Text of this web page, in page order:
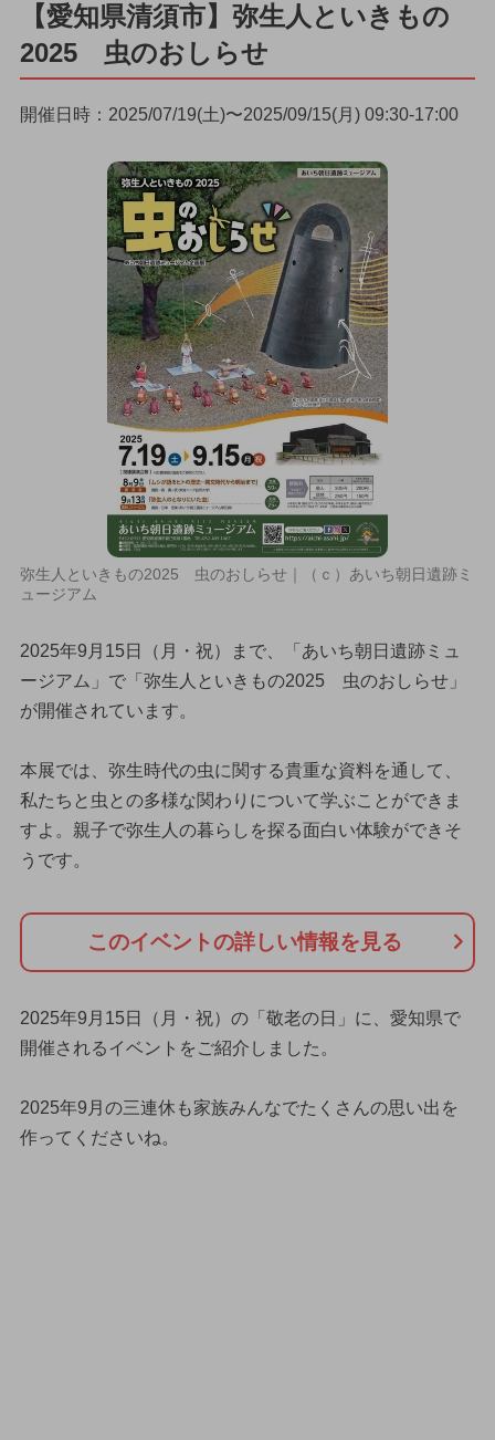
【愛知県清須市】弥生人といきもの
2025 虫のおしらせ
開催日時：2025/07/19(土)〜2025/09/15(月) 09:30-17:00
弥生人といきもの2025 虫のおしらせ｜（ｃ）あいち朝日遺跡ミ
ュージアム
2025年9月15日（月・祝）まで、「あいち朝日遺跡ミュ
ージアム」で「弥生人といきもの2025 虫のおしらせ」
が開催されています。
本展では、弥生時代の虫に関する貴重な資料を通して、
私たちと虫との多様な関わりについて学ぶことができま
すよ。親子で弥生人の暮らしを探る面白い体験ができそ
うです。
このイベントの詳しい情報を見る
2025年9月15日（月・祝）の「敬老の日」に、愛知県で
開催されるイベントをご紹介しました。
2025年9月の三連休も家族みんなでたくさんの思い出を
作ってくださいね。